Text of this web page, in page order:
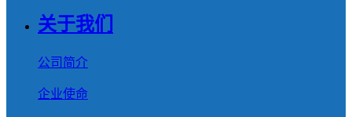
关于我们
公司简介
企业使命